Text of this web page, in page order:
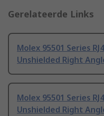
Gerelateerde Links
Molex 95501 Series
Unshielded Right
Molex 95501 Series
Unshielded Right